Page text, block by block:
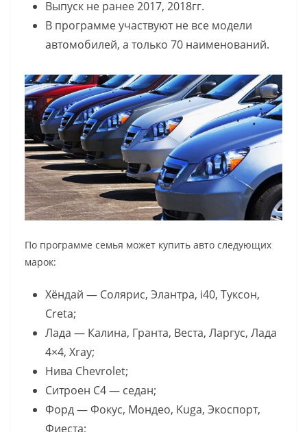
Выпуск не ранее 2017, 2018гг.
В программе участвуют не все модели
автомобилей, а только 70 наименований.
По программе семья может купить авто следующих
марок:
Хёндай — Солярис, Элантра, i40, Туксон,
Creta;
Лада — Калина, Гранта, Веста, Ларгус, Лада
4×4, Xray;
Нива Chevrolet;
Ситроен C4 — седан;
Форд — Фокус, Мондео, Kuga, Экоспорт,
Фиеста;